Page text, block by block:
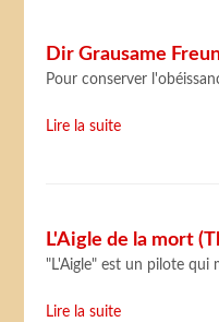
Dir Grausame
Pour conserver
Lire la suite
L'Aigle de la mort
"L'Aigle" est un pilote qui
Lire la suite